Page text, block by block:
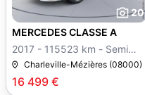
20
16 499 €
MERCEDES CLASSE A
2017 - 115523 km - Semi
autoCharleville-Mézières (08000)